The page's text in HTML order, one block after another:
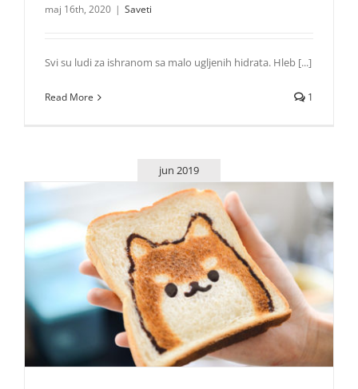
maj 16th, 2020 | Saveti
Svi su ludi za ishranom sa malo ugljenih hidrata. Hleb [...]
Read More 1
jun 2019
Šest osobina dobrog hleba
Saveti